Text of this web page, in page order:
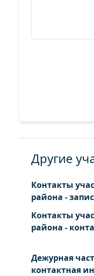
Другие
Контакты
района -
Контакты
района -
Дежурная
контактная